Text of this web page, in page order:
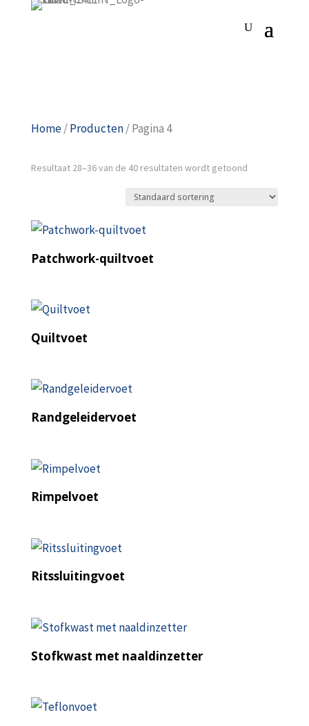
Home/Producten/ Pagina 4
Resultaat 28–36 van de 40 resultaten wordt getoond
Patchwork-quiltvoet
Quiltvoet
Randgeleidervoet
Rimpelvoet
Ritssluitingvoet
Stofkwast met naaldinzetter